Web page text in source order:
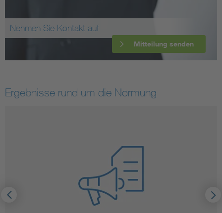
Nehmen Sie Kontakt auf
Mitteilung senden
Ergebnisse rund um die Normung